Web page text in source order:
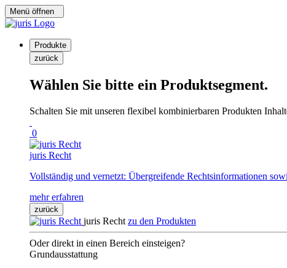
Menü öffnen
Produkte
zurück
Wählen Sie bitte ein Produktsegment.
Schalten Sie mit unseren flexibel kombinierbaren Produkten
0
juris Recht
Vollständig und vernetzt: Übergreifende Rechtsinformationen
mehr erfahren
zurück
juris Recht zu den Produkten
Oder direkt in einen Bereich einsteigen?
Grundausstattung